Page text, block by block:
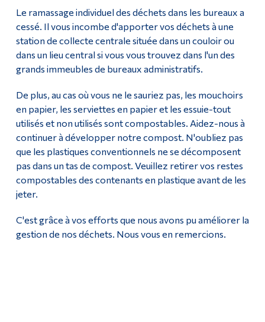
Le ramassage individuel des déchets dans les bureaux a
cessé. Il vous incombe d'apporter vos déchets à une
station de collecte centrale située dans un couloir ou
dans un lieu central si vous vous trouvez dans l'un des
grands immeubles de bureaux administratifs.
De plus, au cas où vous ne le sauriez pas, les mouchoirs
en papier, les serviettes en papier et les essuie-tout
utilisés et non utilisés sont compostables. Aidez-nous à
continuer à développer notre compost. N'oubliez pas
que les plastiques conventionnels ne se décomposent
pas dans un tas de compost. Veuillez retirer vos restes
compostables des contenants en plastique avant de les
jeter.
C'est grâce à vos efforts que nous avons pu améliorer la
gestion de nos déchets. Nous vous en remercions.